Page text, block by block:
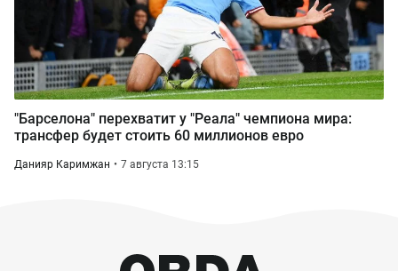
"Барселона" перехватит у "Реала" чемпиона мира:
трансфер будет стоить 60 миллионов евро
Данияр Каримжан 7 августа 13:15